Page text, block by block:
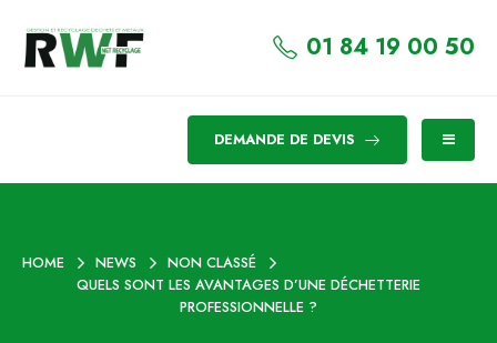
01 84 19 00 50
DEMANDE DE DEVIS
HOME NEWS
NON CLASSÉ
QUELS SONT LES AVANTAGES D’UNE DÉCHETTERIE
PROFESSIONNELLE ?